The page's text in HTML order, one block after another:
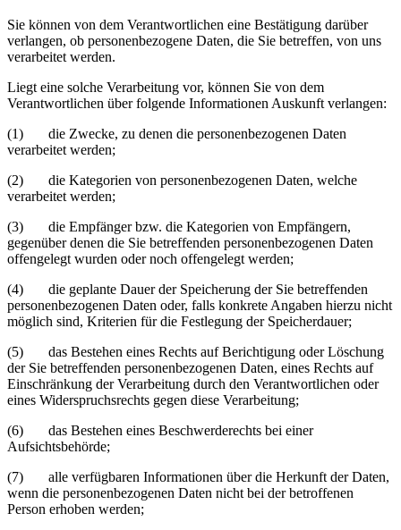
Sie können von dem Verantwortlichen eine Bestätigung darüber
verlangen, ob personenbezogene Daten, die Sie betreffen, von uns
verarbeitet werden.
Liegt eine solche Verarbeitung vor, können Sie von dem
Verantwortlichen über folgende Informationen Auskunft verlangen:
(1) die Zwecke, zu denen die personenbezogenen Daten
verarbeitet werden;
(2) die Kategorien von personenbezogenen Daten, welche
verarbeitet werden;
(3) die Empfänger bzw. die Kategorien von Empfängern,
gegenüber denen die Sie betreffenden personenbezogenen Daten
offengelegt wurden oder noch offengelegt werden;
(4) die geplante Dauer der Speicherung der Sie betreffenden
personenbezogenen Daten oder, falls konkrete Angaben hierzu nicht
möglich sind, Kriterien für die Festlegung der Speicherdauer;
(5) das Bestehen eines Rechts auf Berichtigung oder Löschung
der Sie betreffenden personenbezogenen Daten, eines Rechts auf
Einschränkung der Verarbeitung durch den Verantwortlichen oder
eines Widerspruchsrechts gegen diese Verarbeitung;
(6) das Bestehen eines Beschwerderechts bei einer
Aufsichtsbehörde;
(7) alle verfügbaren Informationen über die Herkunft der Daten,
wenn die personenbezogenen Daten nicht bei der betroffenen
Person erhoben werden;